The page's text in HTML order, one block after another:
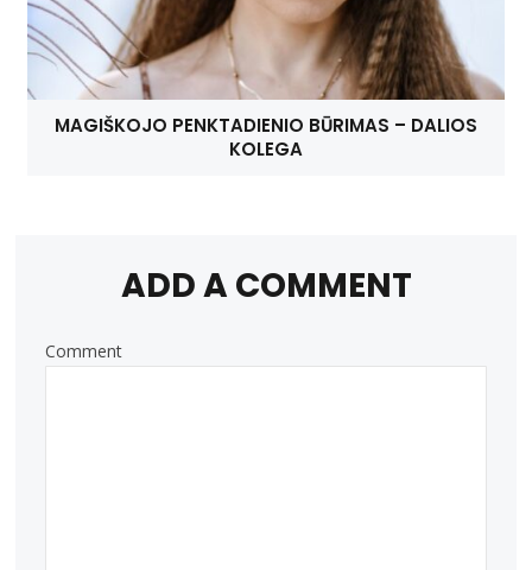
MAGIŠKOJO PENKTADIENIO BŪRIMAS – DALIOS
KOLEGA
ADD A COMMENT
Comment